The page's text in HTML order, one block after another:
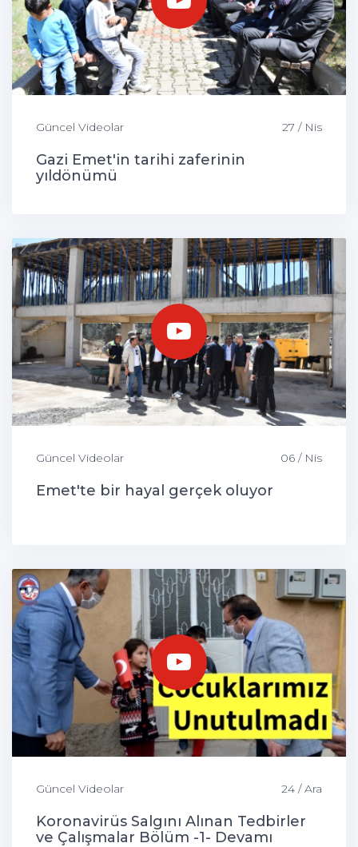
Güncel Videolar 27 / Nis
Gazi Emet'in tarihi zaferinin
yıldönümü
Güncel Videolar 06 / Nis
Emet'te bir hayal gerçek oluyor
Güncel Videolar 24 / Ara
Koronavirüs Salgını Alınan Tedbirler
ve Çalışmalar Bölüm -1- Devamı